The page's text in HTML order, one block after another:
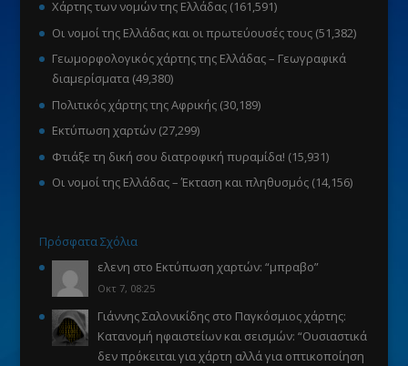
Χάρτης των νομών της Ελλάδας (161,591)
Οι νομοί της Ελλάδας και οι πρωτεύουσές τους (51,382)
Γεωμορφολογικός χάρτης της Ελλάδας – Γεωγραφικά
διαμερίσματα (49,380)
Πολιτικός χάρτης της Αφρικής (30,189)
Εκτύπωση χαρτών (27,299)
Φτιάξε τη δική σου διατροφική πυραμίδα! (15,931)
Οι νομοί της Ελλάδας – Έκταση και πληθυσμός (14,156)
Πρόσφατα Σχόλια
ελενη στο Εκτύπωση χαρτών: “μπραβο”
Οκτ 7, 08:25
Γιάννης Σαλονικίδηςστο Παγκόσμιος χάρτης:
Κατανομή ηφαιστείων και σεισμών: “Ουσιαστικά
δεν πρόκειται για χάρτη αλλά για οπτικοποίηση